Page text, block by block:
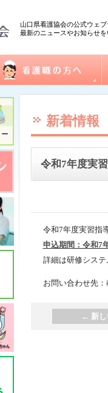
山口県看護協会の公式ウェブ
最新のニュースやお知らせを
職の方へ
修実践情報
定看護管理者教育課程
ースセンター事業・研修
室
様式ダウンロード
新着情報
令和7年度実
令和7年度実習指
申込期間：令和7
詳細は研修システ
お問い合わせ先
← 新